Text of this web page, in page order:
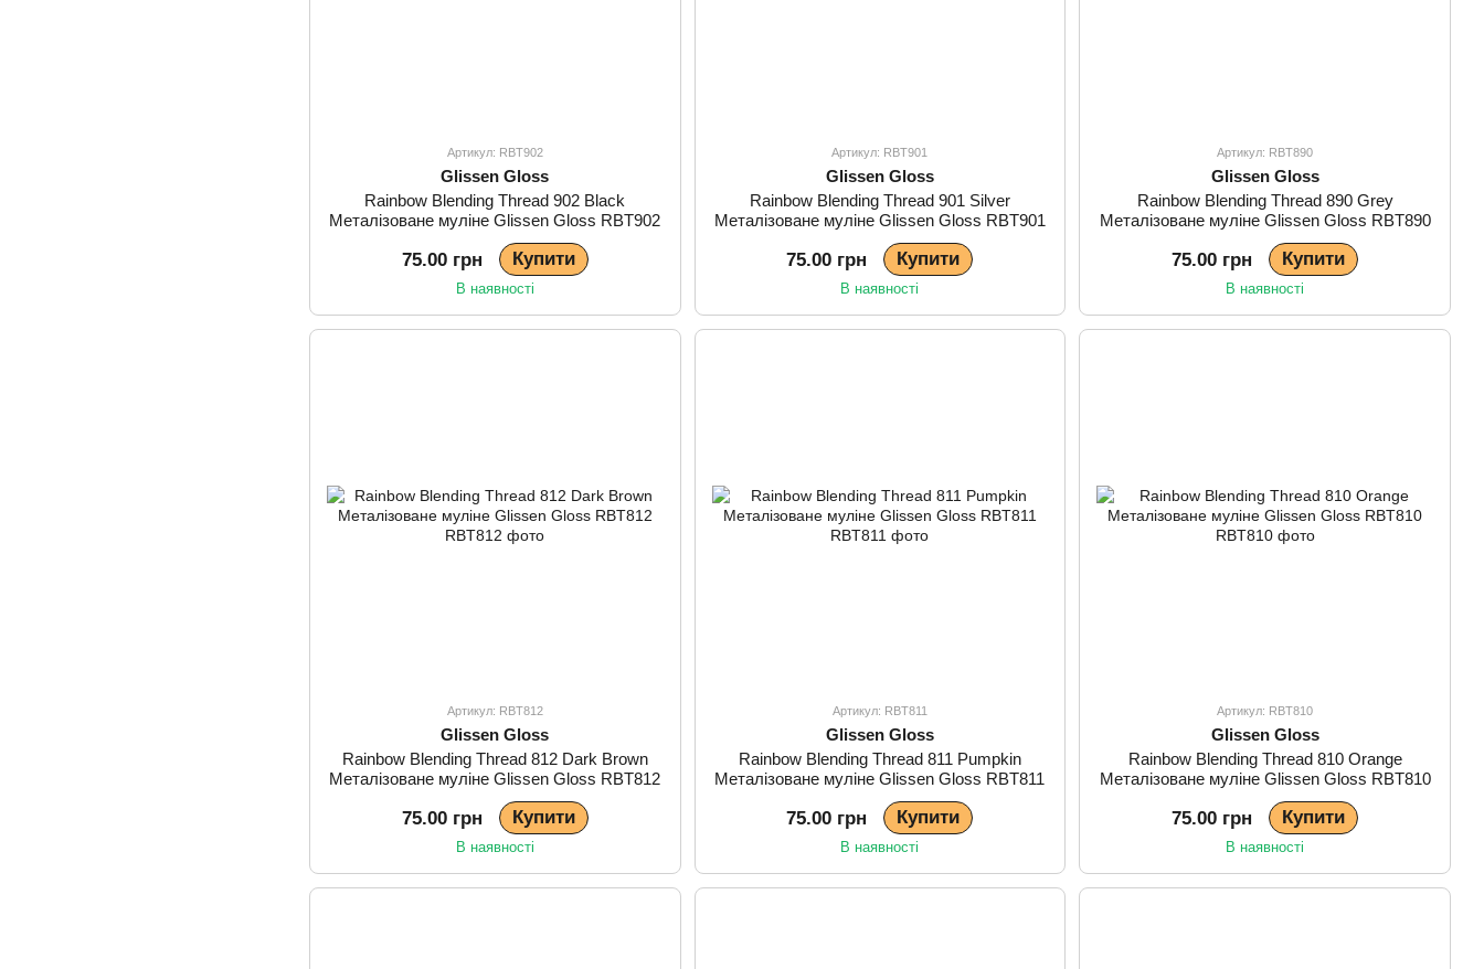
Артикул: RBT902
Glissen Gloss
Rainbow Blending Thread 902 Black
Металізоване муліне Glissen Gloss RBT902
75.00 грн Купити
В наявності
Артикул: RBT901
Glissen Gloss
Rainbow Blending Thread 901 Silver
Металізоване муліне Glissen Gloss RBT901
75.00 грн Купити
В наявності
Артикул: RBT890
Glissen Gloss
Rainbow Blending Thread 890 Grey
Металізоване муліне Glissen Gloss RBT890
75.00 грн Купити
В наявності
Артикул: RBT812
Glissen Gloss
Rainbow Blending Thread 812 Dark Brown
Металізоване муліне Glissen Gloss RBT812
75.00 грн Купити
В наявності
Артикул: RBT811
Glissen Gloss
Rainbow Blending Thread 811 Pumpkin
Металізоване муліне Glissen Gloss RBT811
75.00 грн Купити
В наявності
Артикул: RBT810
Glissen Gloss
Rainbow Blending Thread 810 Orange
Металізоване муліне Glissen Gloss RBT810
75.00 грн Купити
В наявності